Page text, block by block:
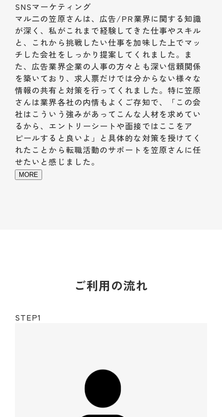
SNSマーケティング
マル二の笠原さんは、広告/PR業界に関する知識
が深く、私がこれまで経験してきた仕事やスキル
と、これから挑戦したい仕事を加味した上でマッ
チした会社をしっかり提案してくれました。ま
た、広告業界企業の人事の方々とも深い信頼関係
を築いており、求人票だけでは分からない様々な
情報の共有と対策を行ってくれました。特に笠原
さんは業界各社の内情もよくご存知で、「この会
社はこういう強みがあってこんな人材を求めてい
るから、エントリーシートや面接ではここをア
ピールすると良いよ」と具体的な対策を授けてく
れたことから転職活動のサポートを笠原さんに任
せたいと感じました。
MORE
ご利用の流れ
STEP1